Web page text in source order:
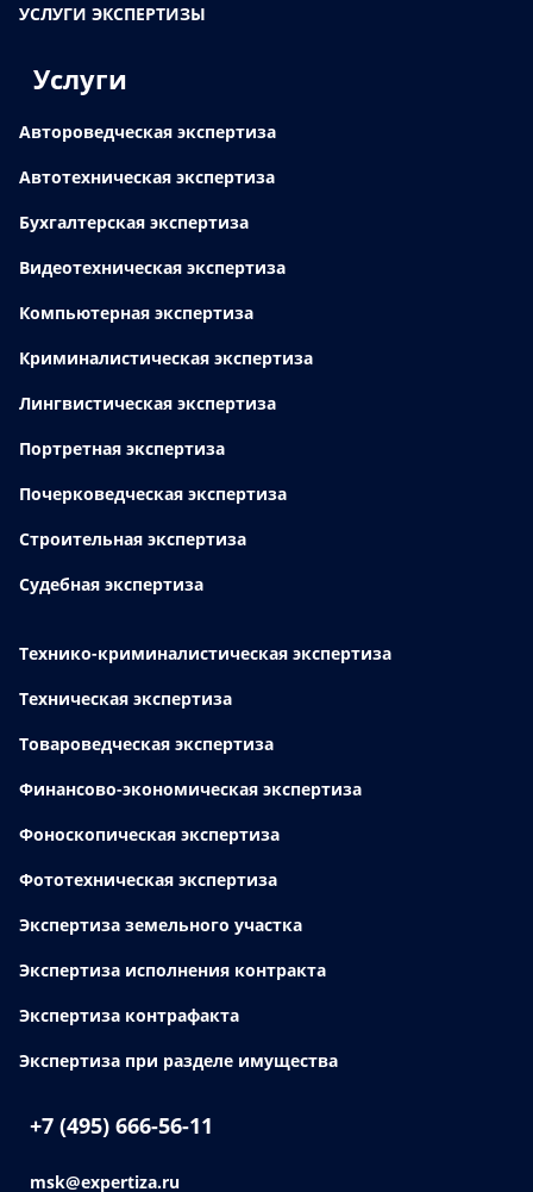
УСЛУГИ ЭКСПЕРТИЗЫ
Услуги
Автороведческая экспертиза
Автотехническая экспертиза
Бухгалтерская экспертиза
Видеотехническая экспертиза
Компьютерная экспертиза
Криминалистическая экспертиза
Лингвистическая экспертиза
Портретная экспертиза
Почерковедческая экспертиза
Строительная экспертиза
Судебная экспертиза
Технико-криминалистическая экспертиза
Техническая экспертиза
Товароведческая экспертиза
Финансово-экономическая экспертиза
Фоноскопическая экспертиза
Фототехническая экспертиза
Экспертиза земельного участка
Экспертиза исполнения контракта
Экспертиза контрафакта
Экспертиза при разделе имущества
+7 (495) 666-56-11
msk@expertiza.ru